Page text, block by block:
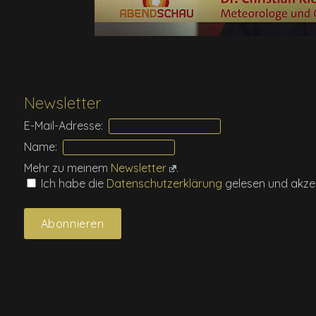
Newsletter
E-Mail-Adresse:
Name:
Mehr zu meinem Newsletter
.
Ich habe die Daten­schutz­erklärung gelesen und